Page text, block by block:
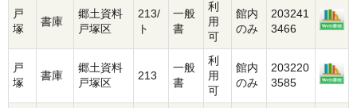
戸
塚
書庫
郷土資料
戸塚区
213/
ト
一般
書
利
用
可
館内
のみ
203241
3466
戸
塚
書庫
郷土資料
戸塚区
213
一般
書
利
用
可
館内
のみ
203220
3585